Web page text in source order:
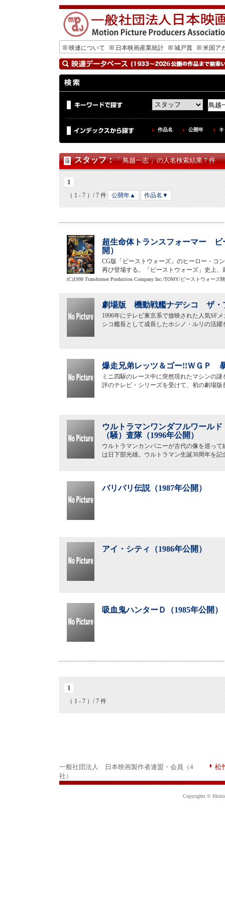
映連について 日本映画産業統計 城戸賞 米国ア
作品名 公開年
スタッフ：「 鳥越一志 」の人名検索結果 7 件
1
（ 1 - 7 ）/ 7 件 公開年▲ 作品名▼
超生命体トランスフォーマー ビ
開）
CG版「ビーストウォーズ」のヒーロー・コ
再び登場する。「ビーストウォーズ」史上
(C)1998 Transformer Production Company Inc./TOMY/ビーストウォーズ
劇場版 機動戦艦ナデシコ ザ・
1996年にテレビ東京系で放映された人気SF
シコ艦長として成長したホシノ・ルリの活躍
爆走兄弟レッツ＆ゴー!!ＷＧＰ
ミニ四駆のレース中に突然現れたマシンの
評のテレビ・シリーズを受けて、初の劇場
ウルトラマンワンダフルワール
（騒）査隊（1996年公開）
ウルトラマンカンパニーが古代の像を巡っ
は日下部光雄。ウルトラマン生誕30周年を
バリバリ伝説（1987年公開）
アイ・シティ（1986年公開）
吸血鬼ハンターＤ（1985年公開）
1
（ 1 - 7 ）/ 7 件
一般社団法人 日本映画製作者連盟・会員（4
社）
松
Copyrights ©